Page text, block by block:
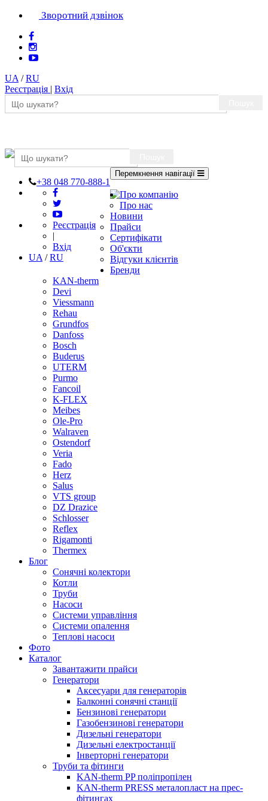
Зворотний дзвінок
UA /RU
Реєстрація | Вхід
+38 048 770-888-1
Реєстрація
|
Вхід
UA /RU
Перемкнення навігації
Про компанію
Про нас
Новини
Прайси
Сертифікати
Об'єкти
Відгуки клієнтів
Бренди
KAN-therm
Devi
Viessmann
Rehau
Grundfos
Danfoss
Bosch
Buderus
UTERM
Purmo
Fancoil
K-FLEX
Meibes
Ole-Pro
Walraven
Ostendorf
Veria
Fado
Herz
Salus
VTS group
DZ Drazice
Schlosser
Reflex
Rigamonti
Thermex
Блог
Сонячні колектори
Котли
Труби
Насоси
Системи управління
Системи опалення
Теплові насоси
Фото
Каталог
Завантажити прайси
Генератори
Аксесуари для генераторів
Балконні сонячні станції
Бензинові генератори
Газобензинові генератори
Дизельні генератори
Дизельні електростанції
Інверторні генератори
Труби та фітинги
KAN-therm PP поліпропілен
KAN-therm PRESS металопласт на прес-
фітингах